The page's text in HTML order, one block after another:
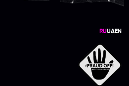
RUUAEN